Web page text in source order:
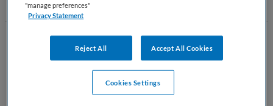
Wat is een HR directeur
leidinggevende die verantwoordelijk is voor het strategisch
"manage preferences"
Privacy Statement
Reject All Accept All Cookies
Cookies Settings